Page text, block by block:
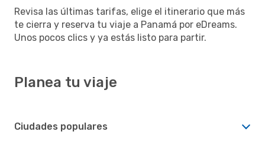
Revisa las últimas tarifas, elige el itinerario que más
te cierra y reserva tu viaje a Panamá por eDreams.
Unos pocos clics y ya estás listo para partir.
Planea tu viaje
Ciudades populares